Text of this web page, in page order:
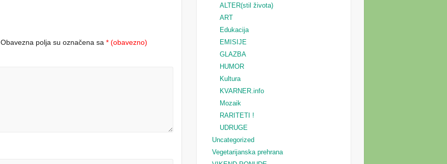
Obavezna polja su označena sa* (obavezno)
ALTER(stil života)
ART
Edukacija
EMISIJE
GLAZBA
HUMOR
Kultura
KVARNER.info
Mozaik
RARITETI !
UDRUGE
Uncategorized
Vegetarijanska prehrana